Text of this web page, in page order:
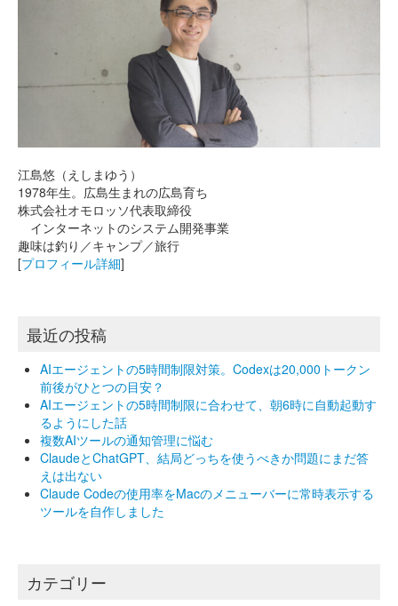
江島悠（えしまゆう）
1978年生。広島生まれの広島育ち
株式会社オモロッソ代表取締役
インターネットのシステム開発事業
趣味は釣り／キャンプ／旅行
[プロフィール詳細]
最近の投稿
AIエージェントの5時間制限対策。Codexは20,000トークン
前後がひとつの目安？
AIエージェントの5時間制限に合わせて、朝6時に自動起動す
るようにした話
複数AIツールの通知管理に悩む
ClaudeとChatGPT、結局どっちを使うべきか問題にまだ答
えは出ない
Claude Codeの使用率をMacのメニューバーに常時表示する
ツールを自作しました
カテゴリー